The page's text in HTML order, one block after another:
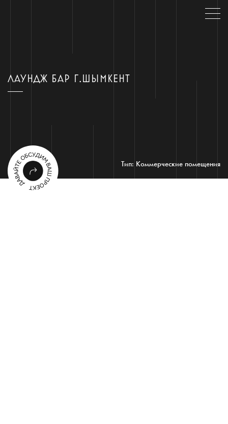
ЛАУНДЖ БАР Г.ШЫМКЕНТ
Тип: Коммерческие помещения